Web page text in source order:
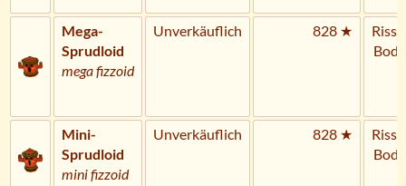
Mega-
Sprudloid
mega fizzoid
Unverkäuflich 828 ★
Riss
Mini-
Sprudloid
mini fizzoid
Unverkäuflich 828 ★
Riss